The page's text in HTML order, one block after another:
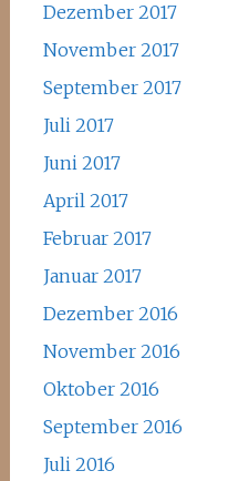
Dezember 2017
November 2017
September 2017
Juli 2017
Juni 2017
April 2017
Februar 2017
Januar 2017
Dezember 2016
November 2016
Oktober 2016
September 2016
Juli 2016